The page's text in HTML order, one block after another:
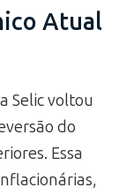
Atual
Selic voltou
do
Essa